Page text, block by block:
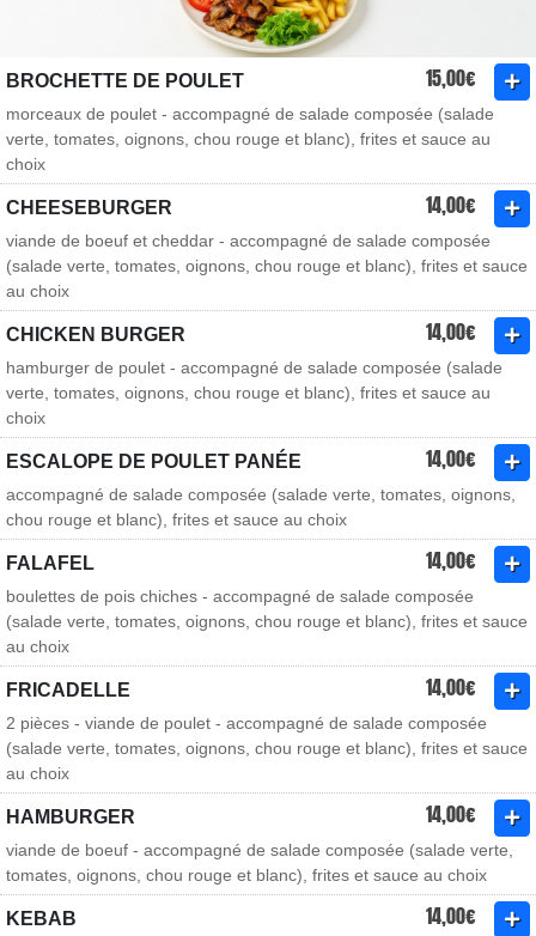
BROCHETTE DE POULET 15,00€
morceaux de poulet - accompagné de salade composée (salade
verte, tomates, oignons, chou rouge et blanc), frites et sauce au
choix
CHEESEBURGER 14,00€
viande de boeuf et cheddar - accompagné de salade composée
(salade verte, tomates, oignons, chou rouge et blanc), frites et sauce
au choix
CHICKEN BURGER 14,00€
hamburger de poulet - accompagné de salade composée (salade
verte, tomates, oignons, chou rouge et blanc), frites et sauce au
choix
ESCALOPE DE POULET PANÉE 14,00€
accompagné de salade composée (salade verte, tomates, oignons,
chou rouge et blanc), frites et sauce au choix
FALAFEL 14,00€
boulettes de pois chiches - accompagné de salade composée
(salade verte, tomates, oignons, chou rouge et blanc), frites et sauce
au choix
FRICADELLE 14,00€
2 pièces - viande de poulet - accompagné de salade composée
(salade verte, tomates, oignons, chou rouge et blanc), frites et sauce
au choix
HAMBURGER 14,00€
viande de boeuf - accompagné de salade composée (salade verte,
tomates, oignons, chou rouge et blanc), frites et sauce au choix
KEBAB 14,00€